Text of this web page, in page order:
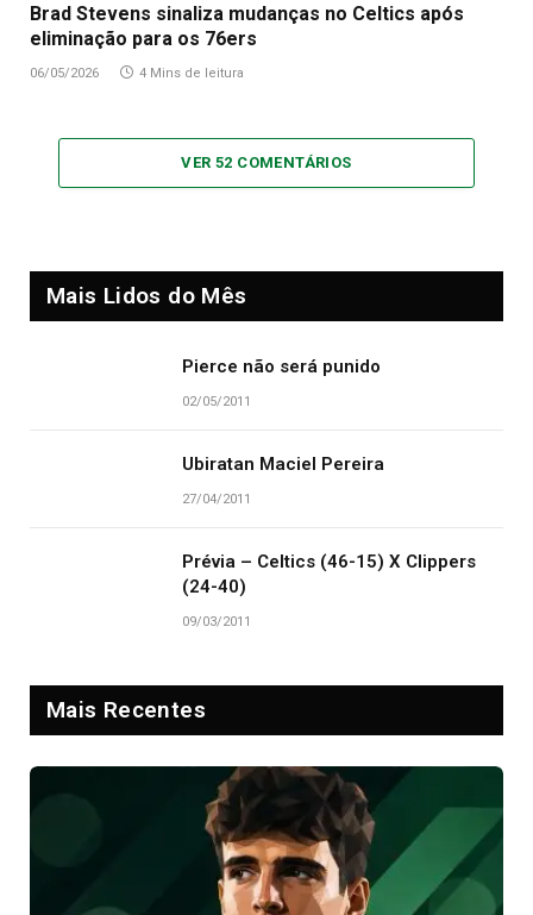
Brad Stevens sinaliza mudanças no Celtics após
eliminação para os 76ers
06/05/2026 4 Mins de leitura
VER 52 COMENTÁRIOS
Mais Lidos do Mês
Pierce não será punido
02/05/2011
Ubiratan Maciel Pereira
27/04/2011
Prévia – Celtics (46-15) X Clippers
(24-40)
09/03/2011
Mais Recentes